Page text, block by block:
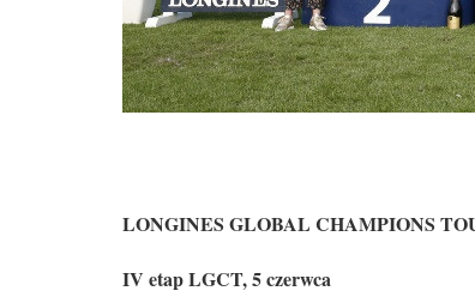
LONGINES GLOBAL CHAMPIONS
IV etap LGCT, 5 czerwca